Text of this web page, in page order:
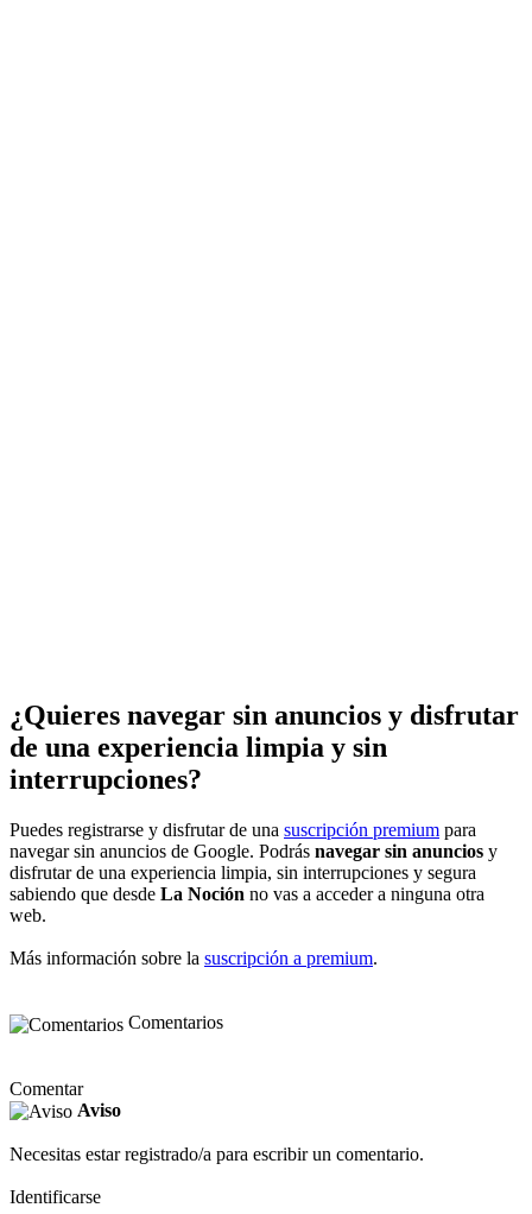
¿Quieres navegar sin anuncios y disfrutar
de una experiencia limpia y sin
interrupciones?
Puedes registrarse y disfrutar de una suscripción premium para
navegar sin anuncios de Google. Podrás navegar sin anuncios y
disfrutar de una experiencia limpia, sin interrupciones y segura
sabiendo que desde La Noción no vas a acceder a ninguna otra
web.
Más información sobre la suscripción a premium.
Comentarios
Comentar
Aviso
Necesitas estar registrado/a para escribir un comentario.
Identificarse